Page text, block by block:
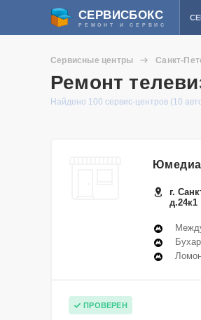
СЕРВИСБОКС
РЕМОНТ И СЕРВИС
Сервисные центры Санкт-
Ремонт
Найдено 100 сервис-центров (10
г.
д.24к1
ПРОВЕРЕН